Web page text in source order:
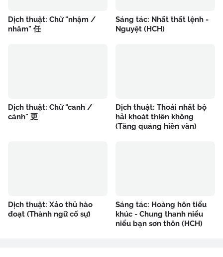
Dịch thuật: Chữ "nhậm /
nhâm" 任
Sáng tác: Nhất thất lệnh -
Nguyệt (HCH)
Dịch thuật: Chữ "canh /
cánh" 更
Dịch thuật: Thoái nhất bộ
hải khoát thiên không
(Tăng quảng hiền văn)
Dịch thuật: Xảo thủ hào
đoạt (Thành ngữ cố sự)
Sáng tác: Hoàng hôn tiểu
khúc - Chung thanh niểu
niểu bạn sơn thôn (HCH)